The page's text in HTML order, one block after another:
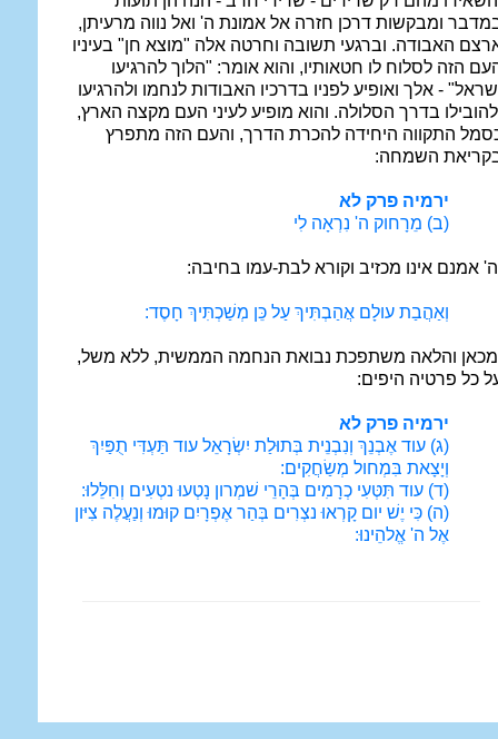
ומבקשות דרכן חזרה אל אמונת ה' ואל נווה מרעיתן,
האבודה. וברגעי תשובה וחרטה אלה "מוצא חן" בעיניו
הזה לסלוח לו חטאותיו, והוא אומר: "הלוך להרגיעו
- אלך ואופיע לפניו בדרכיו האבודות לנחמו ולהרגיעו
בדרך הסלולה. והוא מופיע לעיני העם מקצה הארץ,
התקווה היחידה להכרת הדרך, והעם הזה מתפרץ
השמחה:
ירמיה פרק לא
(ב) מֵרָחוק ה' נִרְאָה לִי
אמנם אינו מכזיב וקורא לבת-עמו בחיבה:
וְאַהֲבַת עולָם אֲהַבְתִּיךְ עַל כֵּן מְשַׁכְתִּיךְ חָסֶד:
והלאה משתפכת נבואת הנחמה הממשית, ללא משל,
כל פרטיה היפים:
ירמיה פרק לא
(ג) עוד אֶבְנֵךְ וְנִבְנֵית בְּתוּלַת יִשְׂרָאֵל עוד תַּעְדִּי תֻפַּיִךְ
וְיָצָאת בִּמְחול מְשַׂחֲקִים:
(ד) עוד תִּטְּעִי כְרָמִים בְּהָרֵי שׁמְרון נָטְעוּ נטְעִים וְחִלֵּלוּ:
(ה) כִּי יֶשׁ יום קָרְאוּ נצְרִים בְּהַר אֶפְרָיִם קוּמוּ וְנַעֲלֶה צִיּון
אֶל ה' אֱלהֵינוּ: